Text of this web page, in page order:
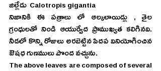
జిల్లేడు  Calotropis gigantia
నిజానికి ఈ పత్రాలు లో ఆల్కలాయిడ్లు , తైల
గ్రంధులతో నిండి ఆయుర్వేద ప్రాముఖ్యత కలిగినవి.
నీడలో కొన్ని రోజులు అరబెట్టిన పిదప వినియోగించిన
ఔషధ గుణములు పొంద వచ్చును.
The above leaves are composed of several